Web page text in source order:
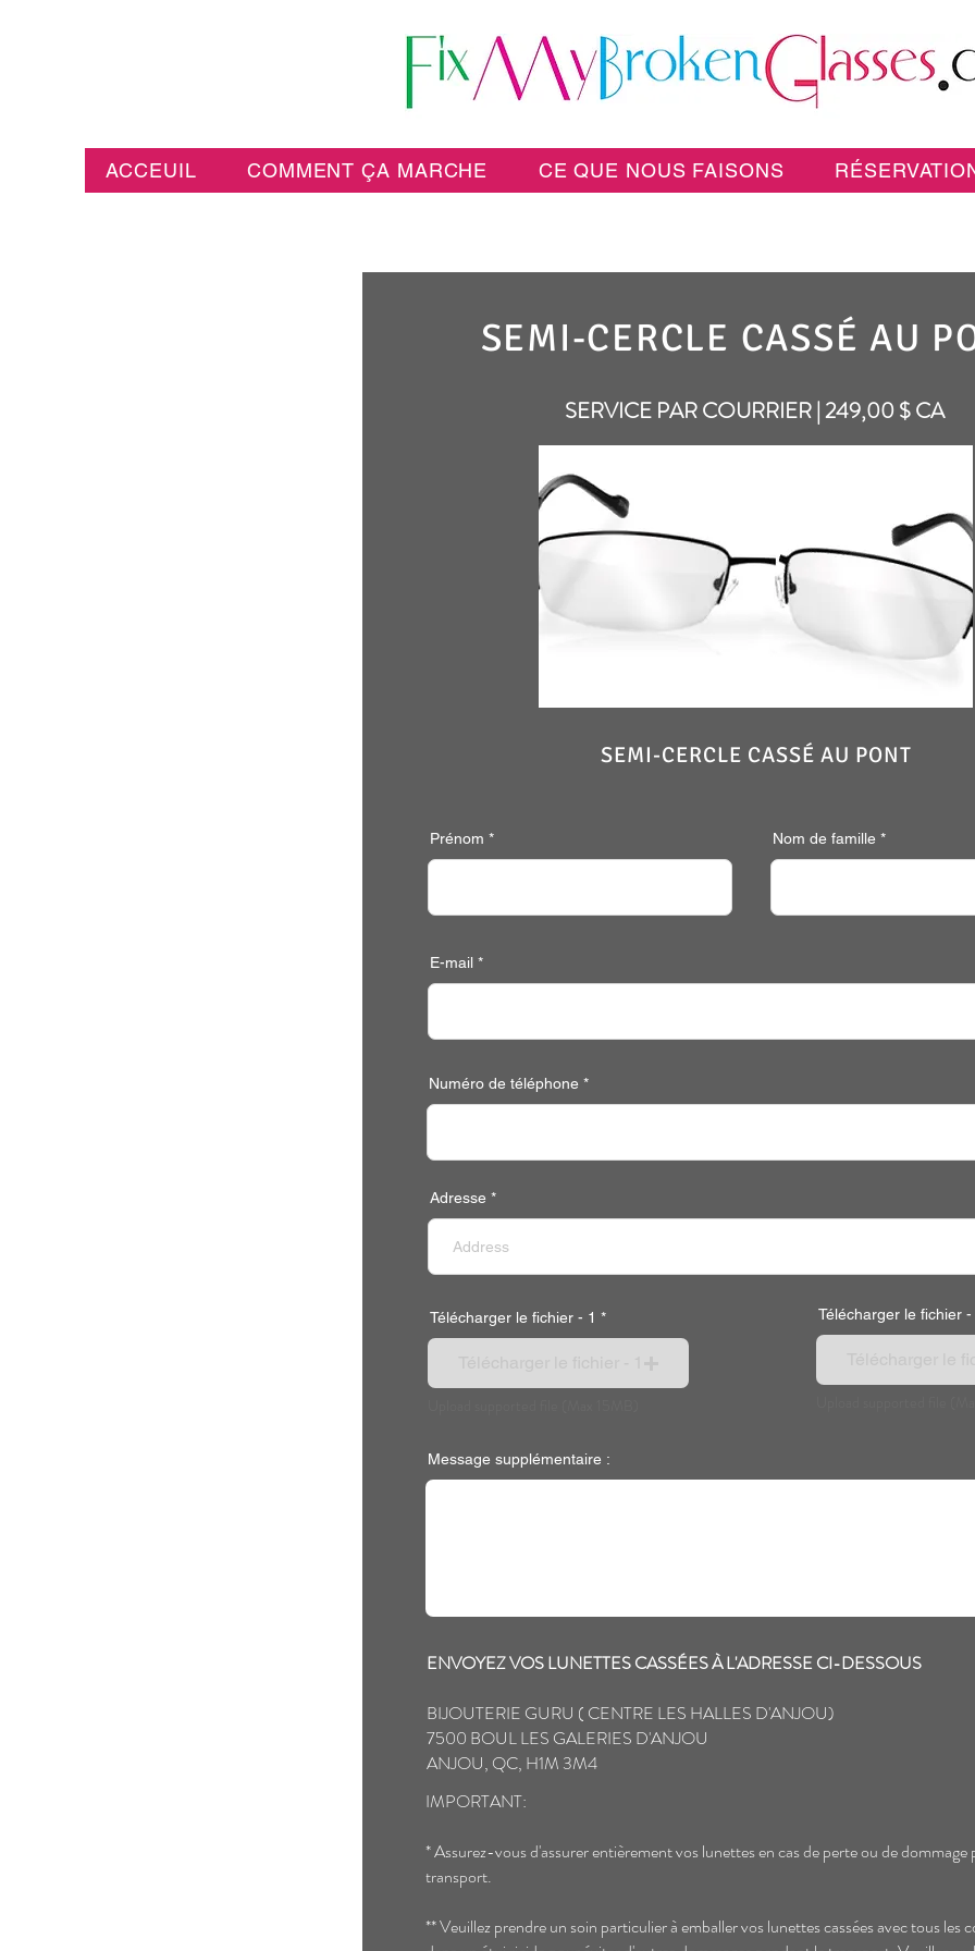
ACCEUIL COMMENT ÇA MARCHE CE QUE NOUS FAISONS
SEMI-CERCLE CASSÉ AU
SERVICE PAR COURRIER | 249,00 $ CA
SEMI-CERCLE CASSÉ AU PONT
Prénom Nom de famille
E-mail
Numéro de téléphone
Adresse
Télécharger le fichier - 1 Télécharger le fichier -
Message supplémentaire :
ENVOYEZ VOS LUNETTES CASSÉES À L'ADRESSE CI-DESSOUS
BIJOUTERIE GURU ( CENTRE LES HALLES D'ANJOU)
7500 BOUL LES GALERIES D'ANJOU
ANJOU, QC, H1M 3M4
IMPORTANT:
* Assurez-vous d'assurer entièrement vos lunettes en cas de perte ou de dommage
transport.
** Veuillez prendre un soin particulier à emballer vos lunettes cassées avec tous les